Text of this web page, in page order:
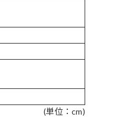
(単位：cm)